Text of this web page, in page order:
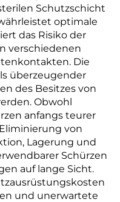
Schutzschicht
optimale
das Risiko der
verschiedenen
Die
überzeugender
des Besitzes von
Obwohl
anfangs teurer
von
Lagerung und
Schürzen
auf lange Sicht.
und unerwartete